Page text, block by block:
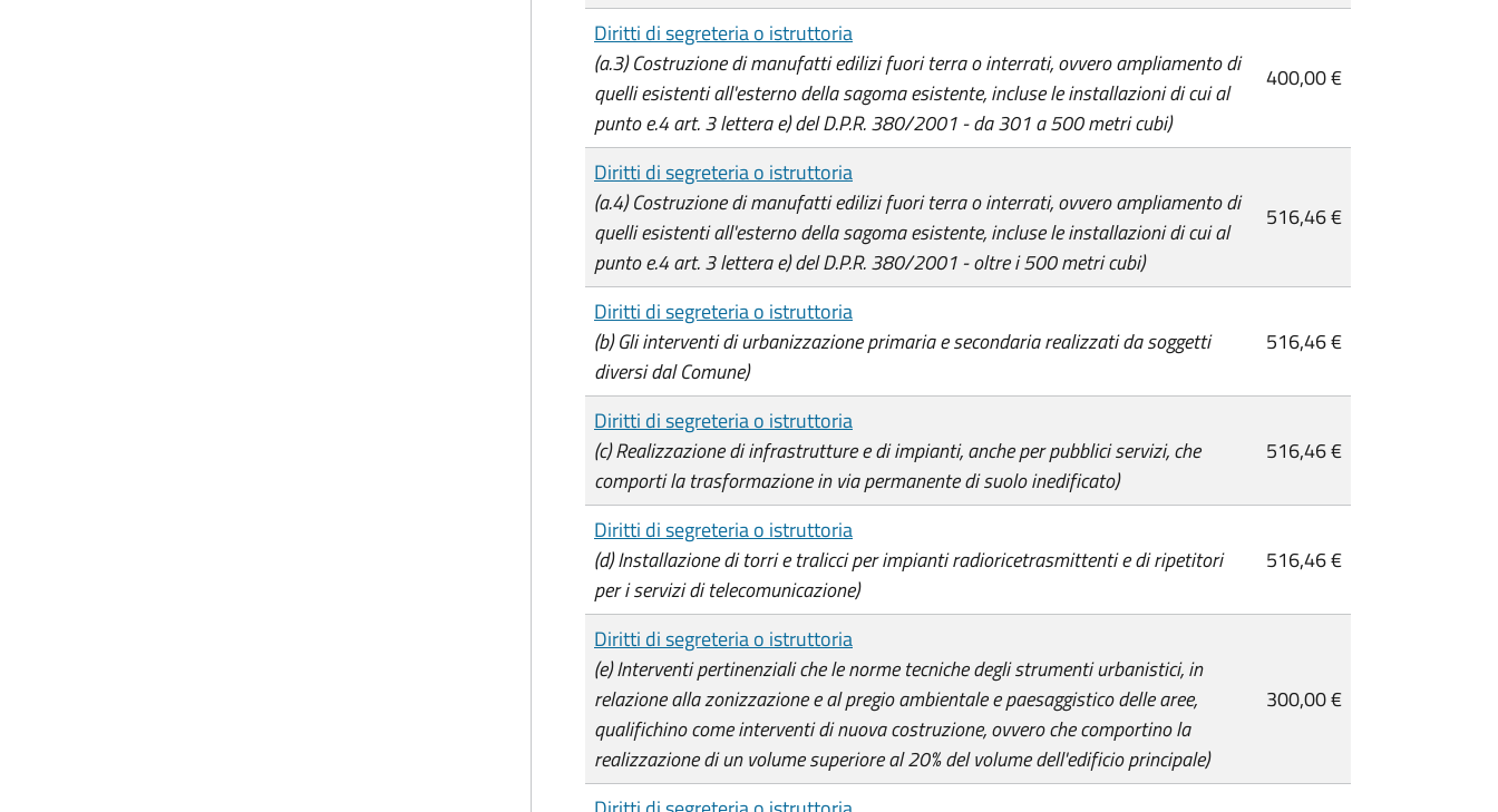
Diritti di segreteria o istruttoria
(a.3) Costruzione di manufatti edilizi fuori terra o interrati, ovvero ampliamento di
quelli esistenti all'esterno della sagoma esistente, incluse le installazioni di cui al
punto e.4 art. 3 lettera e) del D.P.R. 380/2001 - da 301 a 500 metri cubi)
400,00 €
Diritti di segreteria o istruttoria
(a.4) Costruzione di manufatti edilizi fuori terra o interrati, ovvero ampliamento di
quelli esistenti all'esterno della sagoma esistente, incluse le installazioni di cui al
punto e.4 art. 3 lettera e) del D.P.R. 380/2001 - oltre i 500 metri cubi)
516,46 €
Diritti di segreteria o istruttoria
(b) Gli interventi di urbanizzazione primaria e secondaria realizzati da soggetti
diversi dal Comune)
516,46 €
Diritti di segreteria o istruttoria
(c) Realizzazione di infrastrutture e di impianti, anche per pubblici servizi, che
comporti la trasformazione in via permanente di suolo inedificato)
516,46 €
Diritti di segreteria o istruttoria
(d) Installazione di torri e tralicci per impianti radioricetrasmittenti e di ripetitori
per i servizi di telecomunicazione)
516,46 €
Diritti di segreteria o istruttoria
(e) Interventi pertinenziali che le norme tecniche degli strumenti urbanistici, in
relazione alla zonizzazione e al pregio ambientale e paesaggistico delle aree,
qualifichino come interventi di nuova costruzione, ovvero che comportino la
realizzazione di un volume superiore al 20% del volume dell'edificio principale)
300,00 €